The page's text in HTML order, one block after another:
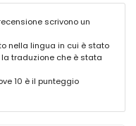
scrivono un
nella lingua in cui è stato
traduzione che è stata
10 è il punteggio